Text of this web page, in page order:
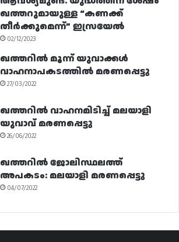
ഖത്തറുമായുള്ള “കണക്ക്
തീർക്കുമെന്ന്” ഇസ്രയേൽ
02/12/2023
ഖത്തറിൽ മൂന്ന് യുവാക്കൾ
വാഹനാപകടത്തിൽ മരണപ്പെട്ടു
27/03/2022
ഖത്തറിൽ വാഹനമിടിച്ച് മലയാളി
യുവാവ് മരണപ്പെട്ടു
26/06/2022
ഖത്തറിൽ ജോലിസ്ഥലത്ത്
അപകടം: മലയാളി മരണപ്പെട്ടു
04/07/2022